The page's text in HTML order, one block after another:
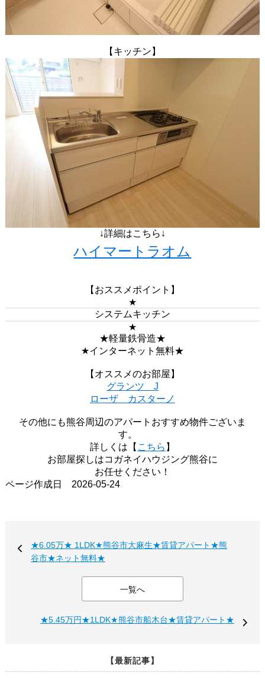
【キッチン】
↓詳細はこちら↓
ハイマートラオム
【おススメポイント】
★
システムキッチン
★
★軽量鉄骨造★
★インターネット無料★
【オススメのお部屋】
グランツ J
ローザ カスターノ
その他にも熊谷周辺のアパートおすすめ物件ございま
す。
詳しくは【 こちら 】
お部屋探しはコガネイハウジング熊谷に
お任せください！
ページ作成日 2026-05-24
★6.05万★ 1LDK★熊谷市大麻生★賃貸アパート★熊
谷市★ネット無料★
一覧へ
★5.45万円★1LDK★熊谷市船木台★賃貸アパート★
【最新記事】